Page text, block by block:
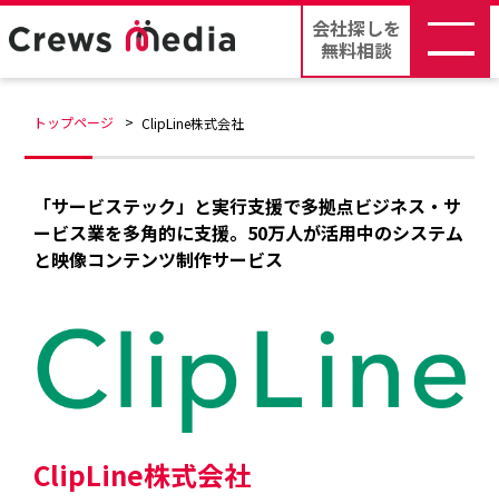
会社探しを
無料相談
トップページ ClipLine株式会社
「サービステック」と実行支援で多拠点ビジネス・サ
ービス業を多角的に支援。50万人が活用中のシステム
と映像コンテンツ制作サービス
ClipLine株式会社